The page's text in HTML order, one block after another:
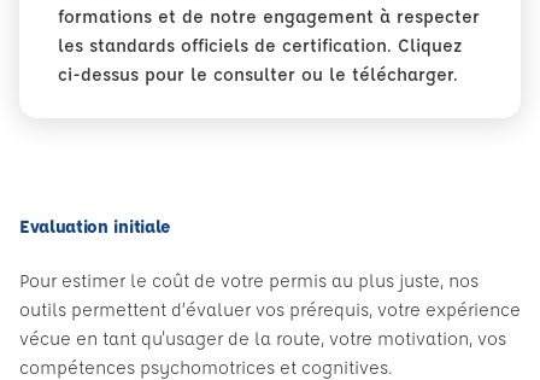
formations et de notre engagement à respecter
les standards officiels de certification. Cliquez
ci-dessus pour le consulter ou le télécharger.
Evaluation initiale
Pour estimer le coût de votre permis au plus juste, nos
outils permettent d’évaluer vos prérequis, votre expérience
vécue en tant qu'usager de la route, votre motivation, vos
compétences psychomotrices et cognitives.